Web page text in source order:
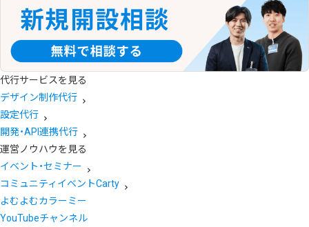
代行サービスを見る
デザイン制作代行
設定代行
開発・API連携代行
運営ノウハウを見る
イベント・セミナー
コミュニティイベントCarty
よむよむカラーミー
YouTubeチャンネル